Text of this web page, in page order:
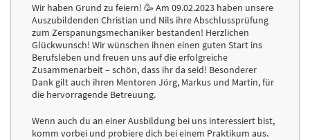
Wir haben Grund zu feiern! 🥳 Am 09.02.2023 haben unsere
Auszubildenden Christian und Nils ihre Abschlussprüfung
zum Zerspanungsmechaniker bestanden! Herzlichen
Glückwunsch! Wir wünschen ihnen einen guten Start ins
Berufsleben und freuen uns auf die erfolgreiche
Zusammenarbeit – schön, dass ihr da seid! Besonderer
Dank gilt auch ihren Mentoren Jörg, Markus und Martin, für
die hervorragende Betreuung.
Wenn auch du an einer Ausbildung bei uns interessiert bist,
komm vorbei und probiere dich bei einem Praktikum aus.